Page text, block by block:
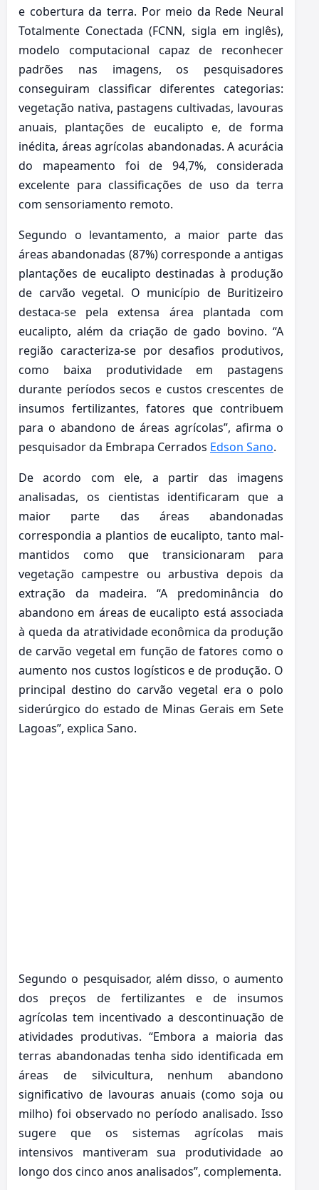
e cobertura da terra. Por meio da Rede Neural
Totalmente Conectada (FCNN, sigla em inglês),
modelo computacional capaz de reconhecer
padrões nas imagens, os pesquisadores
conseguiram classificar diferentes categorias:
vegetação nativa, pastagens cultivadas, lavouras
anuais, plantações de eucalipto e, de forma
inédita, áreas agrícolas abandonadas. A acurácia
do mapeamento foi de 94,7%, considerada
excelente para classificações de uso da terra
com sensoriamento remoto.
Segundo o levantamento, a maior parte das
áreas abandonadas (87%) corresponde a antigas
plantações de eucalipto destinadas à produção
de carvão vegetal. O município de Buritizeiro
destaca-se pela extensa área plantada com
eucalipto, além da criação de gado bovino. “A
região caracteriza-se por desafios produtivos,
como baixa produtividade em pastagens
durante períodos secos e custos crescentes de
insumos fertilizantes, fatores que contribuem
para o abandono de áreas agrícolas”, afirma o
pesquisador da Embrapa Cerrados Edson Sano.
De acordo com ele, a partir das imagens
analisadas, os cientistas identificaram que a
maior parte das áreas abandonadas
correspondia a plantios de eucalipto, tanto mal-
mantidos como que transicionaram para
vegetação campestre ou arbustiva depois da
extração da madeira. “A predominância do
abandono em áreas de eucalipto está associada
à queda da atratividade econômica da produção
de carvão vegetal em função de fatores como o
aumento nos custos logísticos e de produção. O
principal destino do carvão vegetal era o polo
siderúrgico do estado de Minas Gerais em Sete
Lagoas”, explica Sano.
Segundo o pesquisador, além disso, o aumento
dos preços de fertilizantes e de insumos
agrícolas tem incentivado a descontinuação de
atividades produtivas. “Embora a maioria das
terras abandonadas tenha sido identificada em
áreas de silvicultura, nenhum abandono
significativo de lavouras anuais (como soja ou
milho) foi observado no período analisado. Isso
sugere que os sistemas agrícolas mais
intensivos mantiveram sua produtividade ao
longo dos cinco anos analisados”, complementa.